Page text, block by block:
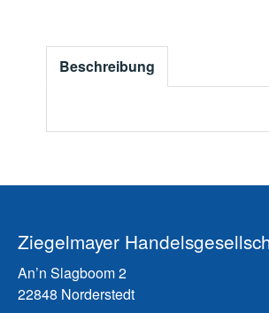
Beschreibung
Ziegelmayer
An’n Slagboom 2
22848 Norderstedt